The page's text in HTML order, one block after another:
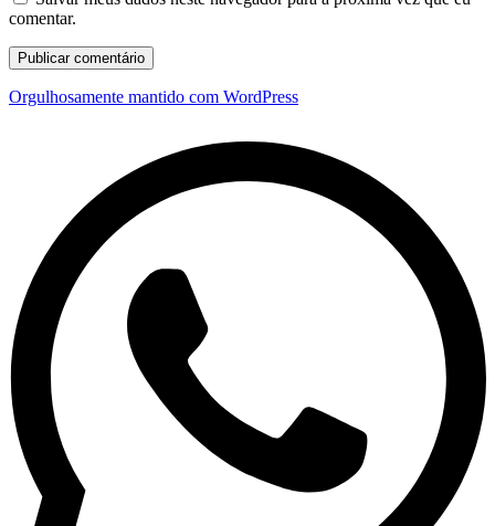
comentar.
Orgulhosamente mantido com WordPress